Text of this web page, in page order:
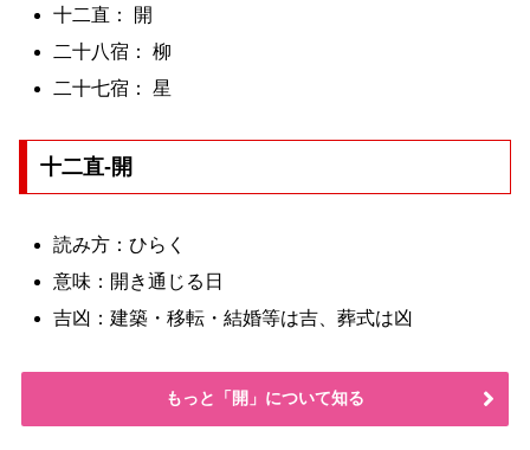
十二直： 開
二十八宿： 柳
二十七宿： 星
十二直-開
読み方：ひらく
意味：開き通じる日
吉凶：建築・移転・結婚等は吉、葬式は凶
もっと「開」について知る